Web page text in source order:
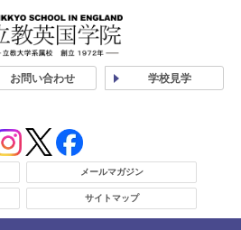
お問い合わせ 学校見学
メールマガジン
サイトマップ